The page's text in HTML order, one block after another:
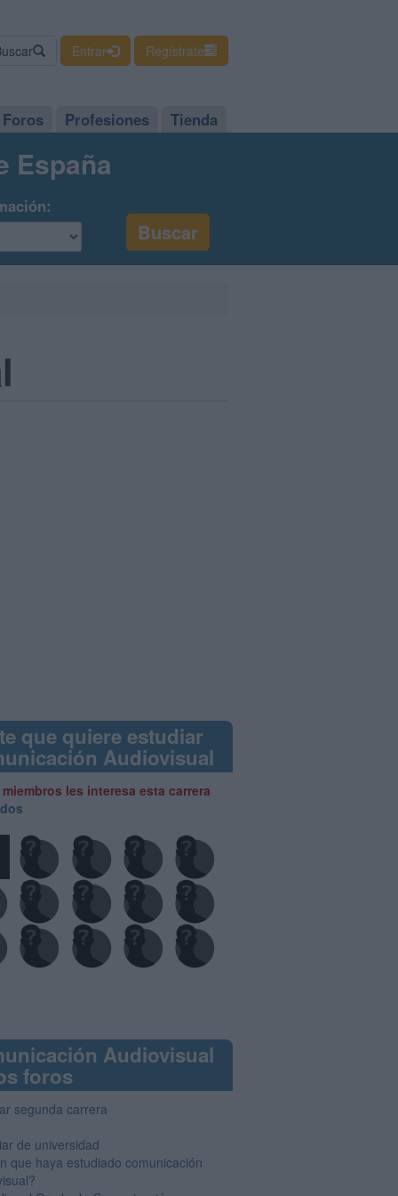
Entrar Regístrate
Foros Profesiones Tienda
España
que quiere estudiar
Audiovisual
miembros les interesa esta carrera
Audiovisual
foros
segunda carrera
de universidad
que haya estudiado comunicación